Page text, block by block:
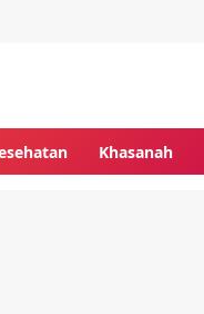
Khasanah